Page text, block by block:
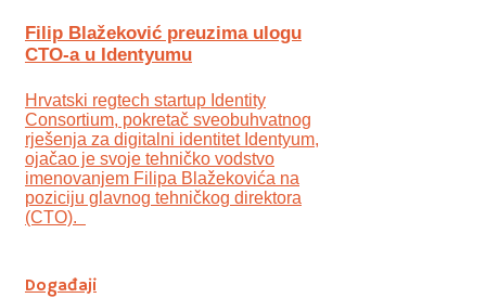
Filip Blažeković preuzima ulogu
CTO-a u Identyumu
Hrvatski regtech startup Identity
Consortium, pokretač sveobuhvatnog
rješenja za digitalni identitet Identyum,
ojаčao je svoje tehničko vodstvo
imenovanjem Filipa Blažekovića na
poziciju glavnog tehničkog direktora
(CTO).
Događaji